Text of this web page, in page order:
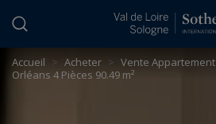
Accueil > Acheter > Vente Appartement
Orléans 4 Pièces 90.49 m²